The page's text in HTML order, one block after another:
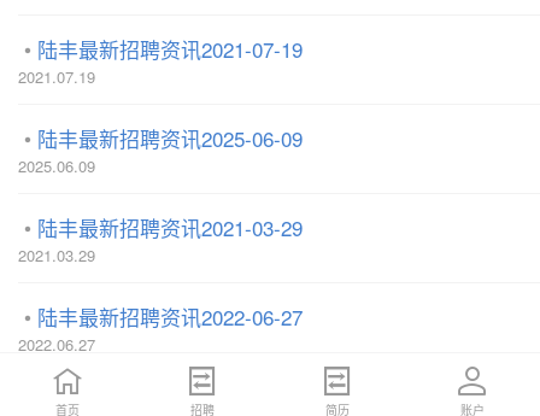
陆丰最新招聘资讯2021-07-19
2021.07.19
陆丰最新招聘资讯2025-06-09
2025.06.09
陆丰最新招聘资讯2021-03-29
2021.03.29
陆丰最新招聘资讯2022-06-27
2022.06.27
陆丰最新招聘资讯2026-03-30
首页 招聘 简历 账户
首页 招聘 简历 账户